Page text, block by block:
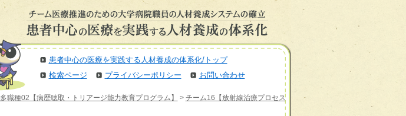
患者中心の医療を実践する人材養成の体系化/トップ
検索ページ
プライバシーポリシー お問い合わせ
多職種02【病歴聴取・トリアージ能力教育プログラム】 > チーム16【放射線治療プロセス